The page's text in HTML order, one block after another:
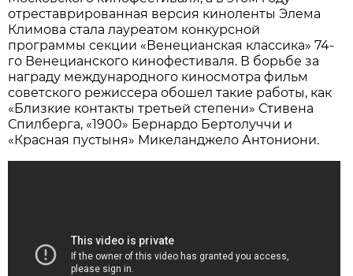
отреставрированная версия киноленты Элема
Климова стала лауреатом конкурсной
программы секции «Венецианская классика» 74-
го Венецианского кинофестиваля. В борьбе за
награду международного киносмотра фильм
советского режиссера обошел такие работы, как
«Близкие контакты третьей степени» Стивена
Спилберга, «1900» Бернардо Бертолуччи и
«Красная пустыня» Микеланджело Антониони.